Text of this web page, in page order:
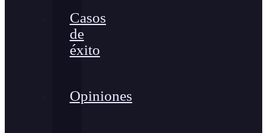
Casos
de
éxito
Opiniones